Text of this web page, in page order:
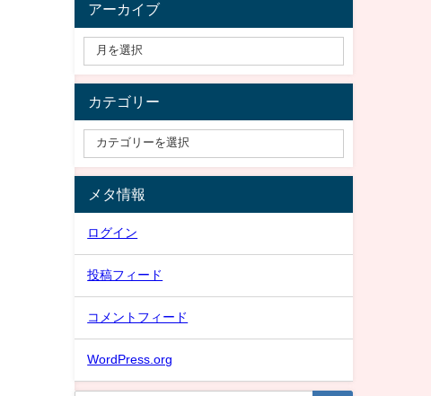
アーカイブ
カテゴリー
メタ情報
ログイン
投稿フィード
コメントフィード
WordPress.org